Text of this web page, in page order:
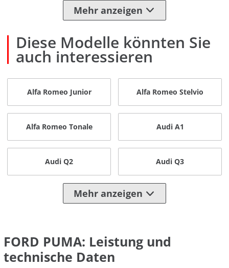
Mehr anzeigen
Diese Modelle könnten Sie
auch interessieren
Alfa Romeo Junior Alfa Romeo Stelvio
Alfa Romeo Tonale Audi A1
Audi Q2 Audi Q3
Mehr anzeigen
FORD PUMA: Leistung und
technische Daten